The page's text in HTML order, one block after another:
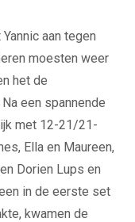
aan tegen
moesten weer
het de
een spannende
met 12-21/21-
Ella en Maureen,
Dorien Lups en
in de eerste set
kwamen de